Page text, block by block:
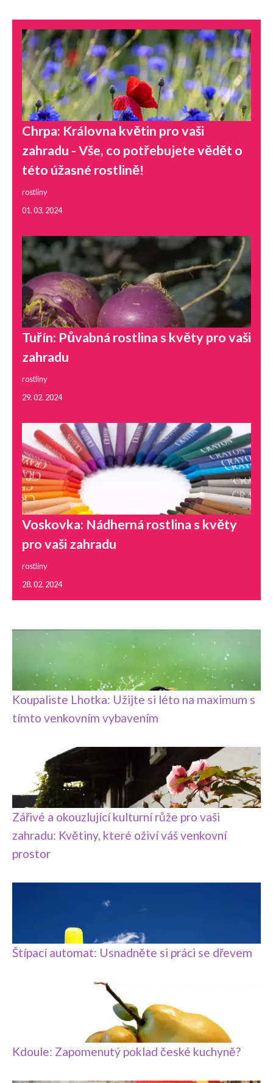
Chrpa: Královna květin pro vaši
zahradu - Vše, co potřebujete vědět o
této úžasné rostlině!
rostliny
01. 03. 2024
Tuřín: Půvabná rostlina s květy pro vaši
zahradu
rostliny
29. 02. 2024
Voskovka: Nádherná rostlina s květy
pro vaši zahradu
rostliny
28. 02. 2024
Koupaliste Lhotka: Užijte si léto na maximum s
tímto venkovním vybavením
Zářivé a okouzlující kulturní růže pro vaši
zahradu: Květiny, které oživí váš venkovní
prostor
Štípací automat: Usnadněte si práci se dřevem
Kdoule: Zapomenutý poklad české kuchyně?